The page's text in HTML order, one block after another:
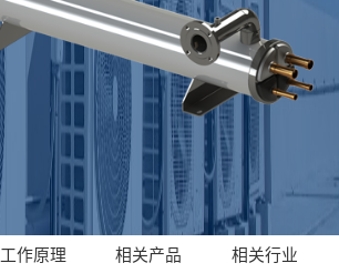
工作原理 相关产品 相关行业